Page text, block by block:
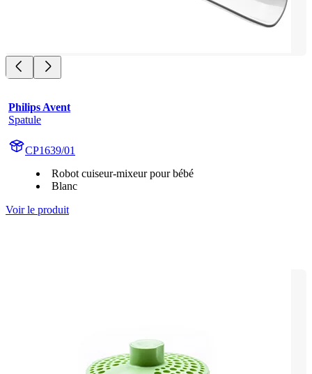
Philips Avent
Spatule
CP1639/01
Robot cuiseur-mixeur pour bébé
Blanc
Voir le produit